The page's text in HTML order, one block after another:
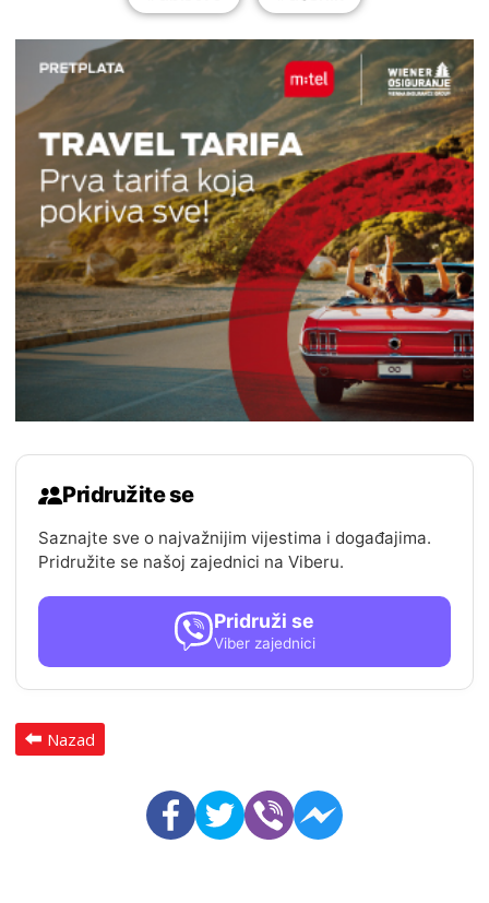
Pridružite se
Saznajte sve o najvažnijim vijestima i događajima.
Pridružite se našoj zajednici na Viberu.
Pridruži se
Viber zajednici
Nazad